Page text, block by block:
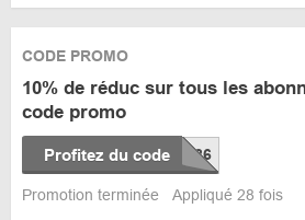
CODE PROMO
10% de réduc sur tous les
code promo
Profitez du code
Promotion terminée Appliqué 28 fois